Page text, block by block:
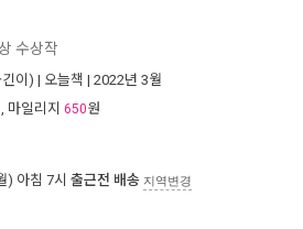
수상작
이) | 오늘책 | 2022년 3월
마일리지 650원
) 아침 7시 출근전 배송 지역변경